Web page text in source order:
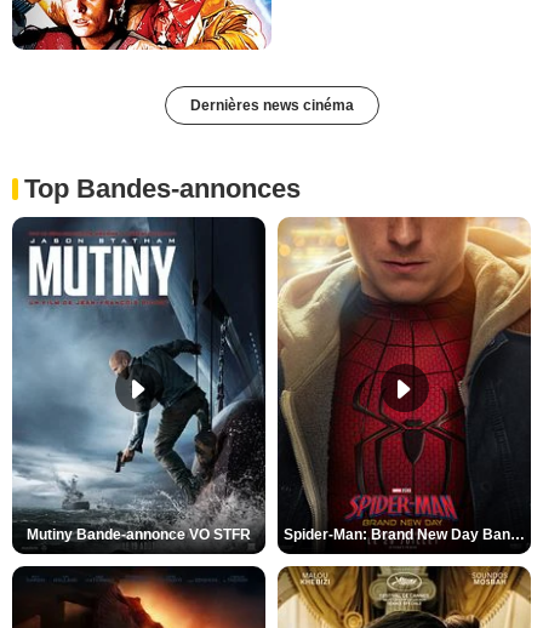
Dernières news cinéma
Top Bandes-annonces
Mutiny Bande-annonce VO STFR Spider-Man: Brand New Day Bande-annonce VO STFR